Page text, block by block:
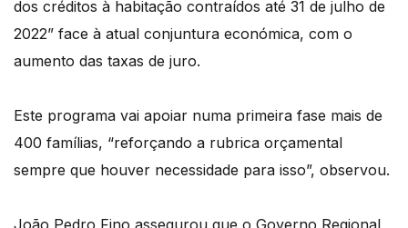
dos créditos à habitação contraídos até 31 de julho de
2022” face à atual conjuntura económica, com o
aumento das taxas de juro.
Este programa vai apoiar numa primeira fase mais de
400 famílias, “reforçando a rubrica orçamental
sempre que houver necessidade para isso”, observou.
João Pedro Fino assegurou que o Governo Regional